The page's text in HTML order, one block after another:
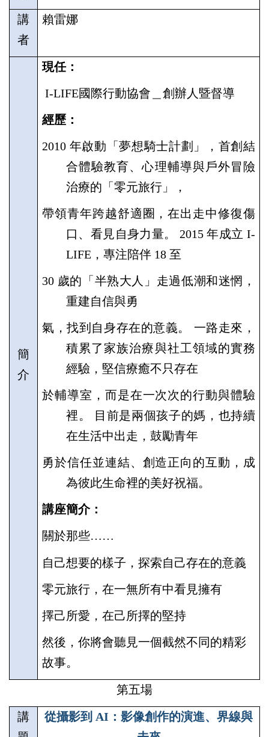
講
者
賴雷娜
簡
介
現任：
I-LIFE國際行動協會＿創辦人暨督導
經歷：
2010 年啟動「夢想騎士計劃」，首創結
合體驗教育、心理輔導與戶外冒險
治療的「零元旅行」，
帶領青年跨越舒適圈，在出 走中修復傷
口、看見自身力量。
2015年成立 I-
LIFE ，專注陪伴 18 至
30 歲的「半熟大人」走過低潮和迷惘，
重建自信與勇
氣，找到自身存在的意義。 一路走來，
積累了家族治療與社工領域的實務
經驗，堅信療癒不只存在
於輔導室，而是在一次次的行動與體驗
裡。 目前是兩個孩子的媽，也持續
在生活中出走，鼓勵青年
勇於信任並連結、創造正向的互動，成
為彼此生命裡的美好祝福。
講座簡介：
關於那些……
自己想要的樣子，探索自己存在的意義
零元旅行，在一無所有中看見擁有
擇己所愛，在己所擇的堅持
然後，你將會聽見一個截然不同的精彩
故事。
第五場
講
從攝影到 AI ：影像創作的演進、界線與